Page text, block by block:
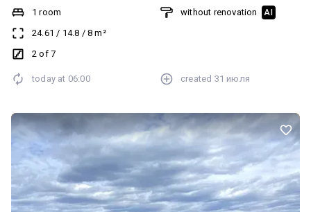
сучасним плануванням на комфортному 2-му поверсі з балконом.
Квартира без ремонту ( після забудовника), що дає можливість
реалізувати власні смаки і побажання. Наявність балкону -
чудовий варіант для власного проживання або як інвестиція.
, де є все необхідне для комфортного життя: супермаркети ,
парки та зручна транспортна розв*язка.
1 room
24.61 / 14.8 / 8 m²
2 of 7
without renovation AI
today at 06:00 created 31 июля